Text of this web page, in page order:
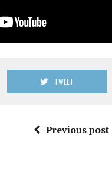
TWEET
Previous post